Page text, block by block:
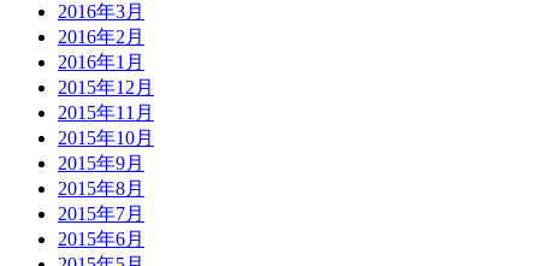
2016年3月
2016年2月
2016年1月
2015年12月
2015年11月
2015年10月
2015年9月
2015年8月
2015年7月
2015年6月